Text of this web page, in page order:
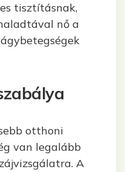
tisztításnak,
nő a
otthoni
van legalább
A